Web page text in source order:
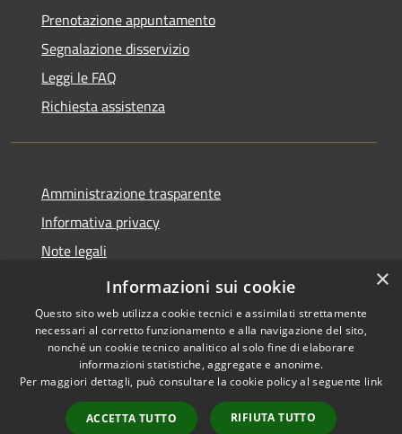
Prenotazione appuntamento
Segnalazione disservizio
Leggi le FAQ
Richiesta assistenza
Amministrazione trasparente
Informativa privacy
Note legali
Dichiarazione di accessibilità
Accessibilità
Copyright © 2026 • Comune di
Vestignè • Powered by
Municipium•
Accesso
×
Informazioni sui cookie
Questo sito web utilizza cookie tecnici e assimilati strettamente
necessari al corretto funzionamento e alla navigazione del sito,
nonché un cookie tecnico analitico al solo fine di elaborare
informazioni statistiche, aggregate e anonime.
Per maggiori dettagli, può consultare la cookie policy al seguente link
ACCETTA TUTTO RIFIUTA TUTTO